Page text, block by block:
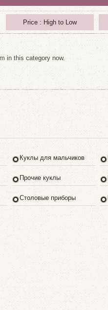
Price : High to Low
in this category now.
Куклы для мальчиков
Прочие куклы
Столовые приборы